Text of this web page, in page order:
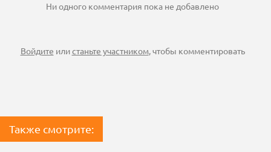
Ни одного комментария пока не добавлено
Войдите илистаньте участником, чтобы комментировать
Также смотрите: